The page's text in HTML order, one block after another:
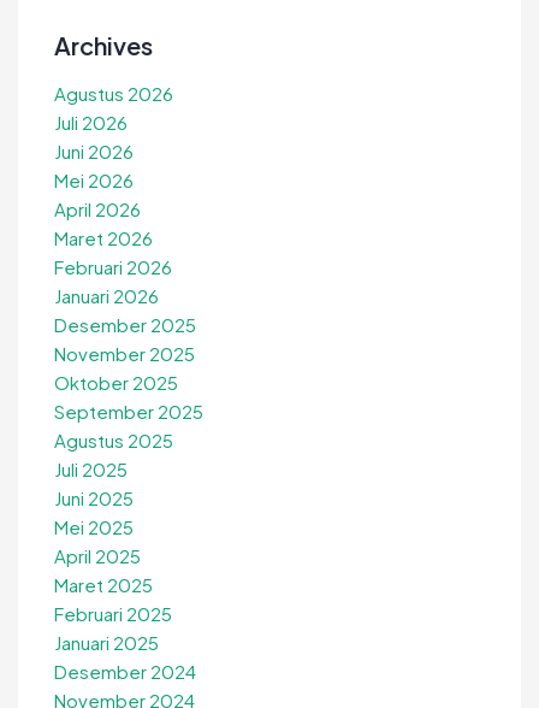
Archives
Agustus 2026
Juli 2026
Juni 2026
Mei 2026
April 2026
Maret 2026
Februari 2026
Januari 2026
Desember 2025
November 2025
Oktober 2025
September 2025
Agustus 2025
Juli 2025
Juni 2025
Mei 2025
April 2025
Maret 2025
Februari 2025
Januari 2025
Desember 2024
November 2024